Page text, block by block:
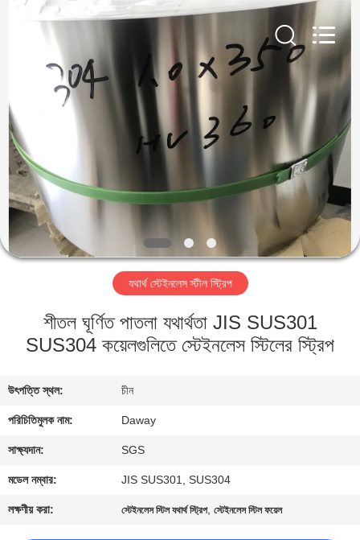
পণ্য
ভিডিও
আমাদের
সম্পর্কে
কারখানা
ভ্রমণ
মান
নিয়ন্ত্রণ
যোগাযোগ
করুন
Guanglu
যথার্থ স্টেইনলেস স্টীল স্ট্রিপ
শীতল ঘূর্ণিত পাতলা যথার্থতা JIS SUS301
SUS304 কয়েলগুলিতে স্টেইনলেস স্টিলের স্ট্রিপ
উৎপত্তি স্থল: চীন
পরিচিতিমুলক নাম: Daway
সাক্ষ্যদান: SGS
মডেল নম্বার: JIS SUS301, SUS304
লক্ষণীয় করা: স্টেইনলেস স্টিল যথার্থ স্ট্রিপ,স্টেইনলেস স্টিল ফয়েল